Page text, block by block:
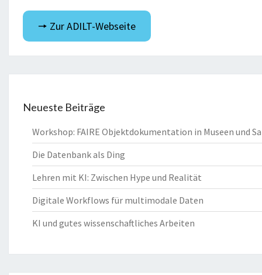
🠖 Zur ADILT-Webseite
Neueste Beiträge
Workshop: FAIRE Objektdokumentation in Museen und
Die Datenbank als Ding
Lehren mit KI: Zwischen Hype und Realität
Digitale Workflows für multimodale Daten
KI und gutes wissenschaftliches Arbeiten